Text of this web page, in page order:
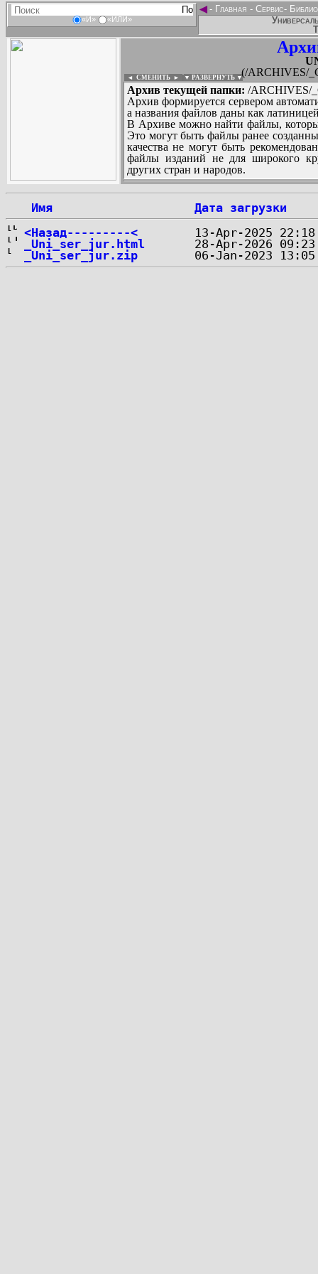
«И» «ИЛИ»
◄- Главная - Сервис-
(/ARCHIVES/
◄ СМЕНИТЬ ► ▼ РАЗВЕРНУТЬ ▼
Архив текущей папки: /ARCHIVES/
Архив формируется сервером
а названия файлов даны как
В Архиве можно найти файлы,
Это могут быть файлы ранее
качества не могут быть
файлы изданий не для широкого
других стран и народов.
Имя
Дата загрузки
<Назад---------<
_Uni_ser_jur.html
_Uni_ser_jur.zip